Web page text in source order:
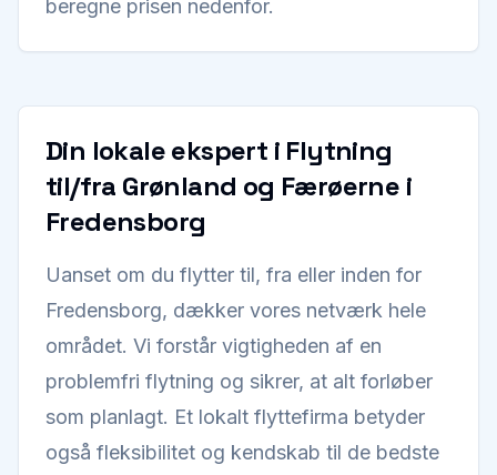
beregne prisen nedenfor.
Din lokale ekspert i Flytning
til/fra Grønland og Færøerne i
Fredensborg
Uanset om du flytter til, fra eller inden for
Fredensborg, dækker vores netværk hele
området. Vi forstår vigtigheden af en
problemfri flytning og sikrer, at alt forløber
som planlagt. Et lokalt flyttefirma betyder
også fleksibilitet og kendskab til de bedste